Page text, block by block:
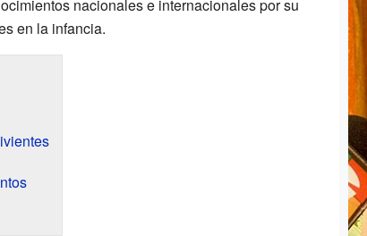
nacionales e internacionales por su
en la infancia.